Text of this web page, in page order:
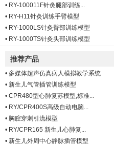
• RY-100011F针灸腿部训练...
• RY-H11针灸训练手臂模型
• RY-1000LS针灸臀部训练模型
• RY-1000TS针灸头部训练模型
推荐产品
• 多媒体超声仿真病人模拟教学系统
• 新生儿气管插管训练模型
• CPR480型心肺复苏模型,标准...
• RY/CPR400S高级自动电脑...
• 胸腔穿刺引流模型
• RY/CPR165 新生儿心肺复...
• 新生儿外周中心静脉插管模型